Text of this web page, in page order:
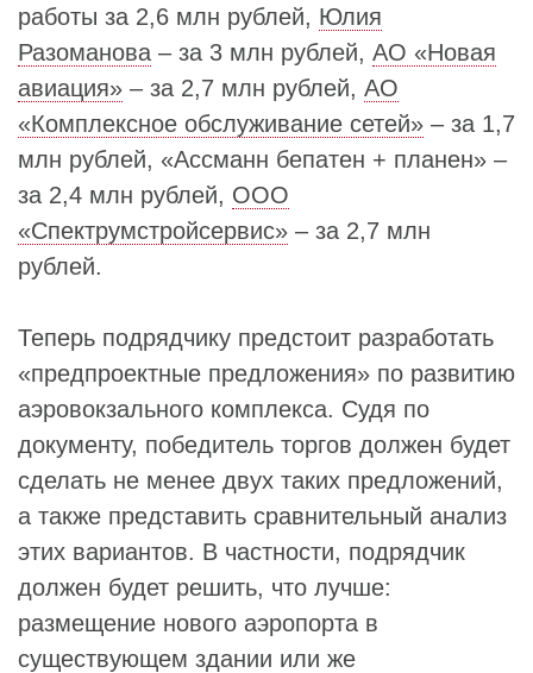
работы за 2,6 млн рублей, Юлия
Разоманова – за 3 млн рублей, АО «Новая
авиация» – за 2,7 млн рублей, АО
«Комплексное обслуживание сетей» – за 1,7
млн рублей, «Ассманн бепатен + планен» –
за 2,4 млн рублей, ООО
«Спектрумстройсервис» – за 2,7 млн
рублей.
Теперь подрядчику предстоит разработать
«предпроектные предложения» по развитию
аэровокзального комплекса. Судя по
документу, победитель торгов должен будет
сделать не менее двух таких предложений,
а также представить сравнительный анализ
этих вариантов. В частности, подрядчик
должен будет решить, что лучше:
размещение нового аэропорта в
существующем здании или же